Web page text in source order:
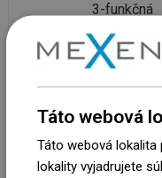
3-funkčná
Sprchová hlavica má tri
menené pomocou
Poskytuje plnú slobodu
ponúkajúc jemný alebo
koncentrovaný
Táto webová
Táto webová lokalita
lokality vyjadrujete